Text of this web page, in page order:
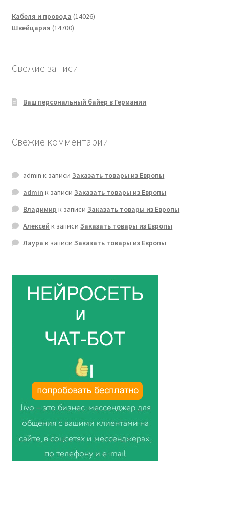
Кабеля и провода 1402614026
Швейцария 1470014700
Свежие записи
Ваш персональный байер в Германии
Свежие комментарии
admin к записиЗаказать товары из Европы
admin к записиЗаказать товары из Европы
Владимир к записиЗаказать товары из Европы
Алексей к записиЗаказать товары из Европы
Лаура к записиЗаказать товары из Европы